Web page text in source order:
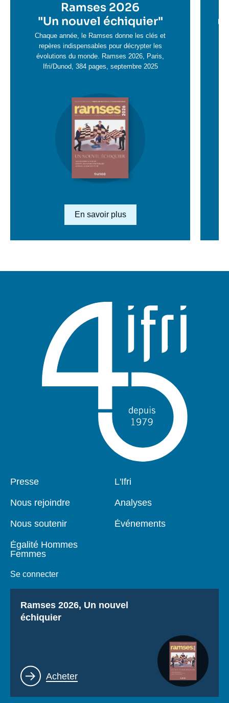
en
savoir
plus
Ramses 2026
"Un nouvel échiquier"
Chaque année, le Ramses donne les clés et
repères indispensables pour décrypter les
évolutions du monde. Ramses 2026, Paris,
Ifri/Dunod, 384 pages, septembre 2025
savoir
Lien en savoir plus
En savoir plus
Pied
Presse
Nous rejoindre
Nous soutenir
Égalité Hommes
Femmes
Se connecter
Navigation
L'Ifri
Analyses
Événements
Titre
Ramses 2026, Un nouvel
échiquier
Lien
Acheter